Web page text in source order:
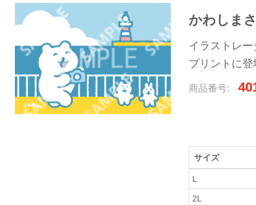
かわしま
イラストレ
プリントに登
商品番号:
サイズ
L
2L